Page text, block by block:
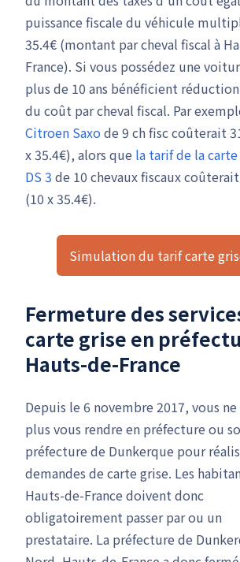
puissance fiscale du véhicule
35.4€ (montant par cheval fiscal à
France). Si vous possédez une
plus de 10 ans bénéficient
du coût par cheval fiscal. Par
Citroen Saxode 9 ch fisc coûterait
x 35.4€), alors que la tarif de la
DS 3 de 10 chevaux fiscaux
(10 x 35.4€).
Simulation du tarif carte
Fermeture des
carte grise en
Hauts-de-France
Depuis le 6 novembre 2017, vous
plus vous rendre en préfecture ou
préfecture de Dunkerque pour
demandes de carte grise. Les
Hauts-de-France doivent donc
obligatoirement passer par ou un
prestataire. La préfecture de